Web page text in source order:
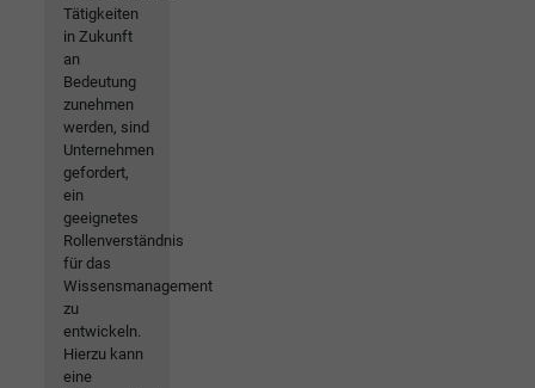
Tätigkeiten
in Zukunft
an
Bedeutung
zunehmen
werden, sind
Unternehmen
gefordert,
ein
geeignetes
Rollenverständnis
für das
Wissensmanagement
zu
entwickeln.
Hierzu kann
eine